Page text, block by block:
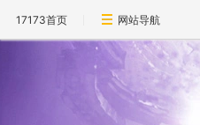
17173首页 网站导航